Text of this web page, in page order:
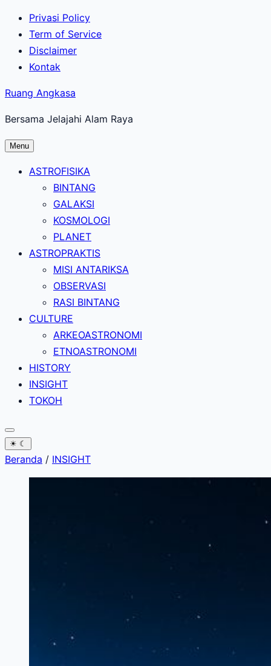
Lewati
konten
utama
Privasi Policy
Term of Service
Disclaimer
Kontak
Ruang Angkasa
Bersama Jelajahi Alam Raya
Menu
ASTROFISIKA
BINTANG
GALAKSI
KOSMOLOGI
PLANET
ASTROPRAKTIS
MISI ANTARIKSA
OBSERVASI
RASI BINTANG
CULTURE
ARKEOASTRONOMI
ETNOASTRONOMI
HISTORY
INSIGHT
TOKOH
☀ ☾
Beranda / INSIGHT